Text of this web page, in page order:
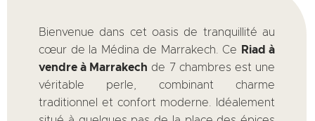
Bienvenue dans cet oasis de tranquillité au
cœur de la Médina de Marrakech. Ce
Riad à
vendre à Marrakech de 7 chambres est une
véritable perle, combinant charme
traditionnel et confort moderne. Idéalement